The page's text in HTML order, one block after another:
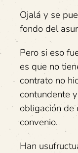
Ojalá y se
fondo del
Pero si eso
es que no
contrato no
contundente
obligación de
convenio.
Han